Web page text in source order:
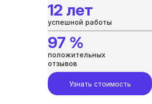
12 лет
успешной работы
97 %
положительных
отзывов
Узнать стоимость